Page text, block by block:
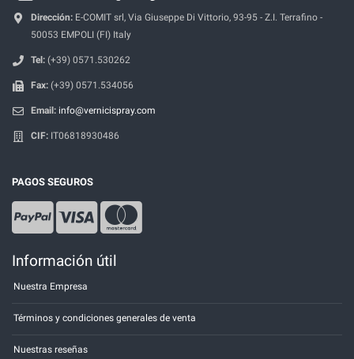
Dirección: E-COMIT srl, Via Giuseppe Di Vittorio, 93-95 - Z.I. Terrafino -
50053 EMPOLI (FI) Italy
Tel: (+39) 0571.530262
Fax: (+39) 0571.534056
Email: info@vernicispray.com
CIF: IT06818930486
PAGOS SEGUROS
Información útil
Nuestra Empresa
Términos y condiciones generales de venta
Nuestras reseñas